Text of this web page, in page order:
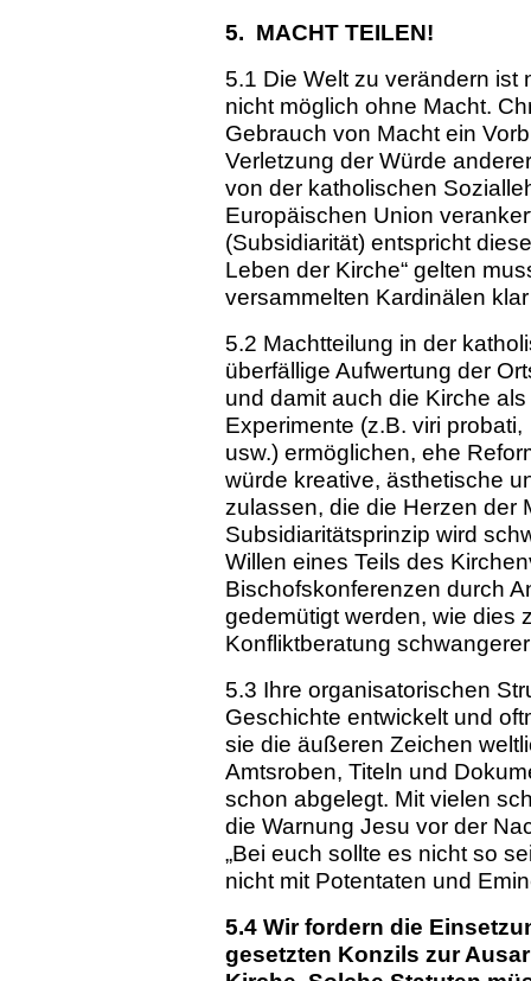
5. MACHT TEILEN!
5.1 Die Welt zu verändern ist
nicht möglich ohne Macht.
Gebrauch von Macht ein
Verletzung der Würde
von der katholischen
Europäischen Union
(Subsidiarität) entspricht
Leben der Kirche“ gelten
versammelten Kardinälen
5.2 Machtteilung in der
überfällige Aufwertung der
und damit auch die Kirche
Experimente (z.B. viri
usw.) ermöglichen, ehe
würde kreative, ästhetische
zulassen, die die Herzen der
Subsidiaritätsprinzip wird
Willen eines Teils des
Bischofskonferenzen durch
gedemütigt werden, wie dies
Konfliktberatung
5.3 Ihre organisatorischen
Geschichte entwickelt und
sie die äußeren Zeichen
Amtsroben, Titeln und
schon abgelegt. Mit vielen
die Warnung Jesu vor der
„Bei euch sollte es nicht so
nicht mit Potentaten und
5.4 Wir fordern die
gesetzten Konzils zur